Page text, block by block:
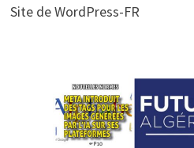
Site de WordPress-FR